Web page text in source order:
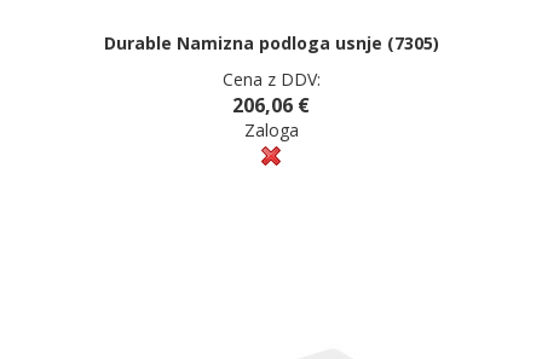
Durable Namizna podloga usnje (7305)
Cena z DDV:
206,06 €
Zaloga